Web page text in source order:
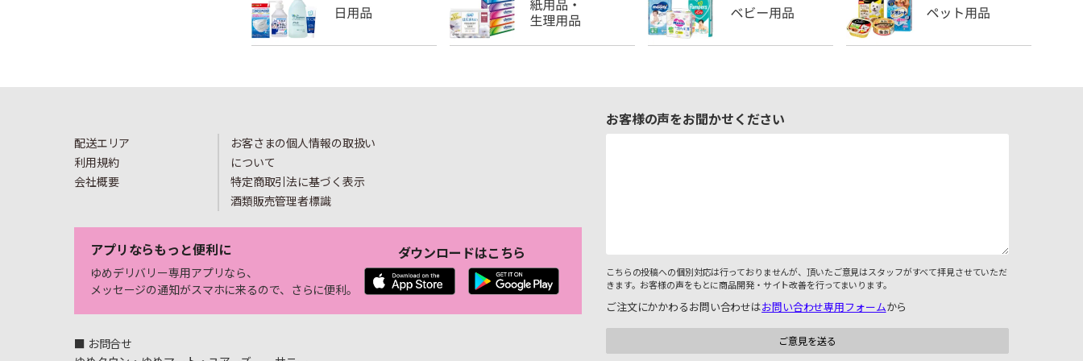
配送エリア
利用規約
会社概要
お客さまの個人情報の取扱い
について
特定商取引法に基づく表示
酒類販売管理者標識
アプリならもっと便利に
ゆめデリバリー専用アプリなら、
メッセージの通知がスマホに来るので、さらに便利。
ダウンロードはこちら
■ お問合せ
お客様の声をお聞かせください
こちらの投稿への個別対応は行っておりませんが、頂いたご意見はスタッフがすべて拝見させていただ
きます。お客様の声をもとに商品開発・サイト改善を行ってまいります。
ご注文にかかわるお問い合わせはお問い合わせ専用フォームから